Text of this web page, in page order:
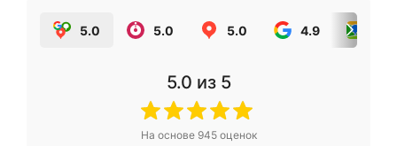
5.0 5.0 5.0 4.9
5.0 из 5
На основе 945оценок